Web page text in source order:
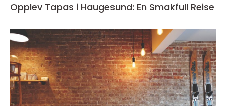
Opplev Tapas i Haugesund: En Smakfull Reise